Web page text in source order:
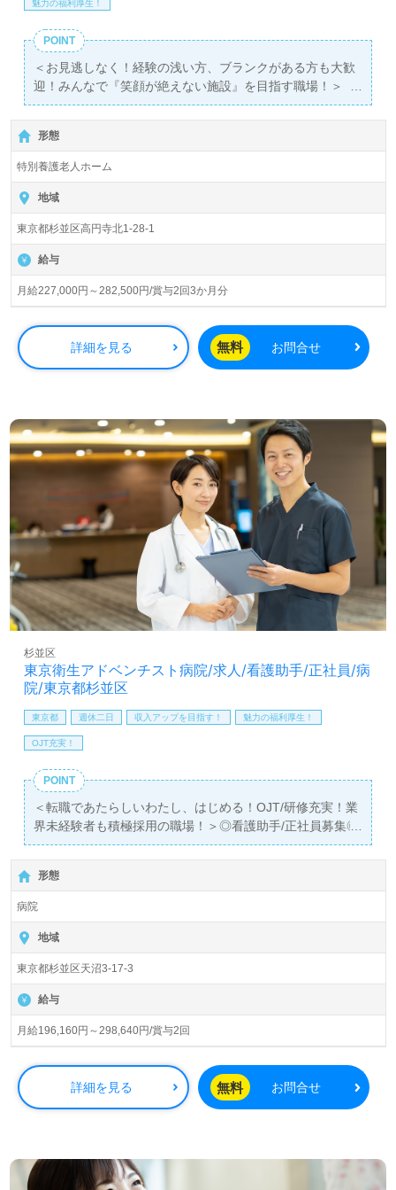
魅力の福利厚生！
POINT
＜お見逃しなく！経験の浅い方、ブランクがある方も大歓
迎！みんなで『笑顔が絶えない施設』を目指す職場！＞
◎介護職/正社員募集◎【月給227,000円～282,500円/賞与
2回】＊初任者研修以上有資格者向け求人＊『中野駅』徒
歩10分。
入居者数181名（ユニット型個室）『特別養護老人ホーム
マイルドハート高円寺』社団法人鵜足津福祉会（本部：香
川県綾歌郡）様の運営です。香川県、東京都を中心に特別
養護老人ホーム、ケアハウス、介護老人保健施設、サービ
ス付き高齢者向け住宅、ショートステイ、放課後等デイサ
す。
◎周辺には商業施設も充実、中野セントラルパーク近くで
都心の緑も感じる心地の良いエリアが就業場所！◎
看護助手や介護職経験のある方をお迎えします。特別養護
場が明るい』とお声も届く事業所様です。職員様同士の抜
群のチームワーク、手厚いOJT/各種研修、年間6日間のリ
フレッシュ休暇、寮などの福利厚生もうれしいポイント！
『ご利用者様のお役に立ちたい』『風通しの良い職場で働
きたい』『一緒に働く仲間たちとモチベーション高く働き
たい』『転職で施設形態や環境を変えて働きたい』等の方
も大歓迎です！募集詳細等、担当コンサルタントよりご案
内します。お問い合わせも遠慮なくお願いします。
医療/福祉業界の正社員/パート求人探しは【ウィルオブ介
護】＊求人情報収集、将来的に検討の方も遠慮なく＊
LINE、メール、お電話などご希望に応じてお問い合わせ/ご
料サービスをご利用いただけます。＜非公開求人も取扱い
あり！＞"転職支援"のプロと一緒に転職活動！お問い合わ
せお待ちしております。
形態
特別養護老人ホーム
地域
東京都杉並区高円寺北1-28-1
給与
月給227,000円～282,500円/賞与2回3か月分
詳細を見る 無料 お問合せ
東京衛生アドベンチスト病院/求人/看護助手/正社員/病
院/東京都杉並区
杉並区
東京都 週休二日 収入アップを目指す！ 魅力の福利厚生！
OJT充実！
POINT
＜転職であたらしいわたし、はじめる！OJT/研修充実！業
界未経験者も積極採用の職場！＞◎看護助手/正社員募集◎
【月給196,160円～298,640円/賞与2回】【同時募集：無資
格/未経験応募枠】『荻窪駅』徒歩7分。
総病床数186床『東京衛生アドベンチスト病院』医療法人
財団アドベンチスト会（本部：東京都杉並区）様の運営で
す。東京都内を中心に病院、クリニック、在宅ケアセンタ
ー、病児保育室事業を展開されています。JCI（世界で最も
厳しい基準を持つ国際的医療施設評価機関）認定病院。｢患
者様の安全と医療の質向上」を最優先に考え、院内ではJCI
て、優しい眼差しで地域に貢献されていらっしゃいます。
◎『からだとこころを癒し、患者様に寄り添うチーム！』
ここからはじまるわたしのキャリア！◎
看護助手や介護職経験のある方はもちろん、これから看護
院様です。充実の福利厚生、看護助手業務を基礎から学ん
でいただける環境、経験者の方もすぐにご活躍いただける
形態
病院
地域
東京都杉並区天沼3-17-3
給与
月給196,160円～298,640円/賞与2回
詳細を見る 無料 お問合せ